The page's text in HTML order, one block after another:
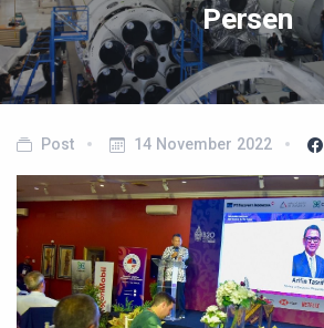
Persen
Post 14 November 2022